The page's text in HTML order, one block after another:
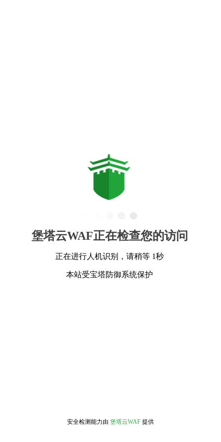
堡塔云WAF正在检查您的访问
正在进行人机识别，请稍等 1秒
本站受宝塔防御系统保护
安全检测能力由 堡塔云WAF 提供